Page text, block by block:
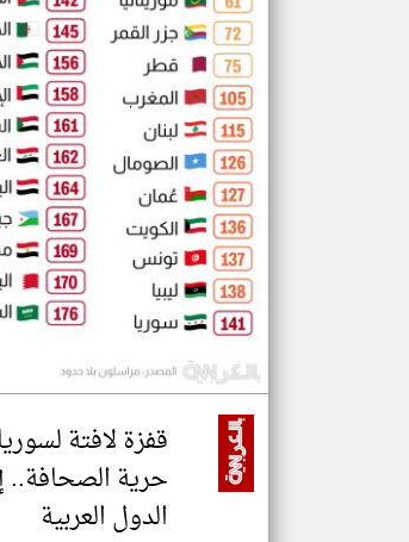
قفزة لافتة
حرية الصحافة..
الدول العربية